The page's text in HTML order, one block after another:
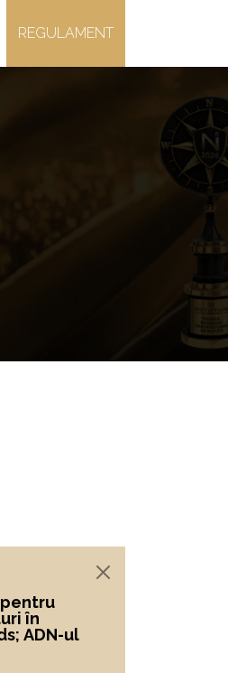
REGULAMENT
pentru
în
ADN-ul